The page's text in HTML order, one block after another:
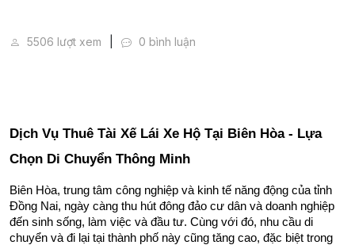
5506 lượt xem 0 bình luận
Dịch Vụ Thuê Tài Xế Lái Xe Hộ Tại Biên Hòa - Lựa
Chọn Di Chuyển Thông Minh
Biên Hòa, trung tâm công nghiệp và kinh tế năng động của tỉnh
Đồng Nai, ngày càng thu hút đông đảo cư dân và doanh nghiệp
đến sinh sống, làm việc và đầu tư. Cùng với đó, nhu cầu di
chuyển và đi lại tại thành phố này cũng tăng cao, đặc biệt trong